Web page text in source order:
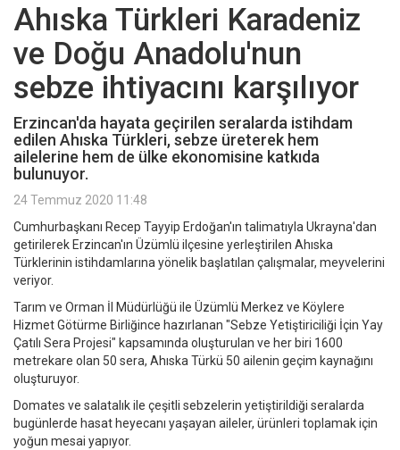
Ahıska Türkleri Karadeniz
ve Doğu Anadolu'nun
sebze ihtiyacını karşılıyor
Erzincan'da hayata geçirilen seralarda istihdam
edilen Ahıska Türkleri, sebze üreterek hem
ailelerine hem de ülke ekonomisine katkıda
bulunuyor.
24 Temmuz 2020 11:48
Cumhurbaşkanı Recep Tayyip Erdoğan'ın talimatıyla Ukrayna'dan
getirilerek Erzincan'ın Üzümlü ilçesine yerleştirilen Ahıska
Türklerinin istihdamlarına yönelik başlatılan çalışmalar, meyvelerini
veriyor.
Tarım ve Orman İl Müdürlüğü ile Üzümlü Merkez ve Köylere
Hizmet Götürme Birliğince hazırlanan "Sebze Yetiştiriciliği İçin Yay
Çatılı Sera Projesi" kapsamında oluşturulan ve her biri 1600
metrekare olan 50 sera, Ahıska Türkü 50 ailenin geçim kaynağını
oluşturuyor.
Domates ve salatalık ile çeşitli sebzelerin yetiştirildiği seralarda
bugünlerde hasat heyecanı yaşayan aileler, ürünleri toplamak için
yoğun mesai yapıyor.